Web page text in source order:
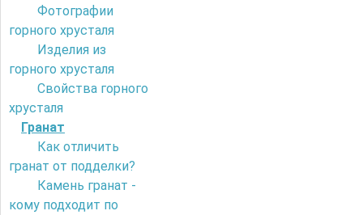
Фотографии
горного хрусталя
Изделия из
горного хрусталя
Свойства горного
хрусталя
Гранат
Как отличить
гранат от подделки?
Камень гранат -
кому подходит по